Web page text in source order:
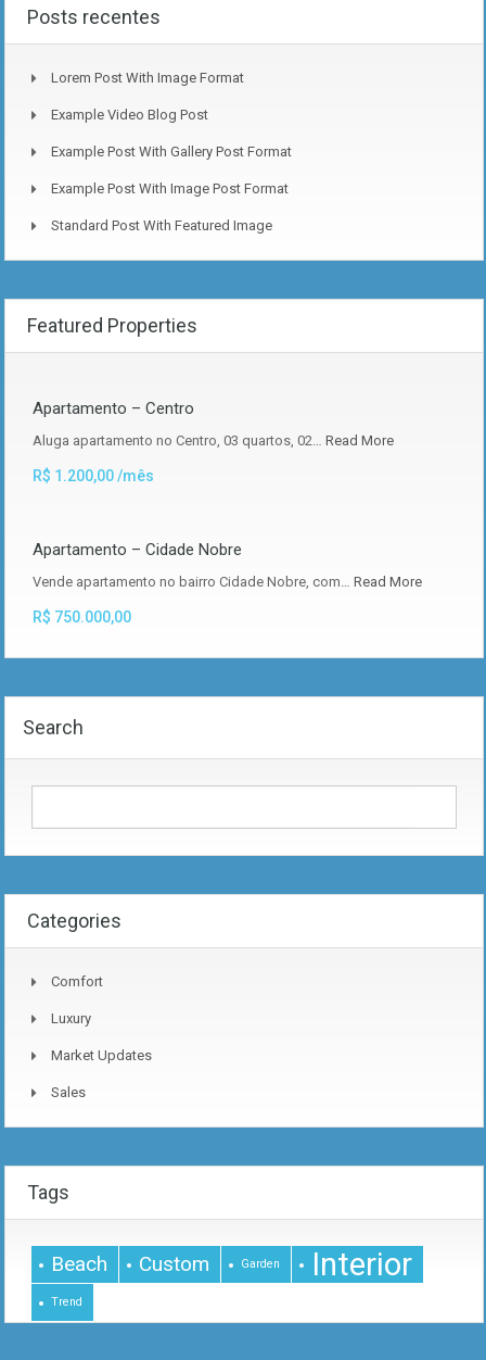
Posts recentes
Lorem Post With Image Format
Example Video Blog Post
Example Post With Gallery Post Format
Example Post With Image Post Format
Standard Post With Featured Image
Featured Properties
Apartamento – Centro
Aluga apartamento no Centro, 03 quartos, 02… Read More
R$ 1.200,00 /mês
Apartamento – Cidade Nobre
Vende apartamento no bairro Cidade Nobre, com… Read More
R$ 750.000,00
Search
Categories
Comfort
Luxury
Market Updates
Sales
Tags
Beach Custom Garden Interior
Trend